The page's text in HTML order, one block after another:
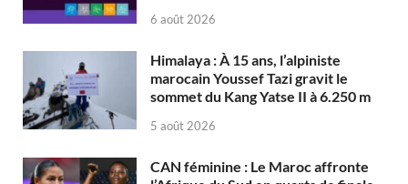
6 août 2026
Himalaya : À 15 ans, l’alpiniste
marocain Youssef Tazi gravit le
sommet du Kang Yatse II à 6.250 m
5 août 2026
CAN féminine : Le Maroc affronte